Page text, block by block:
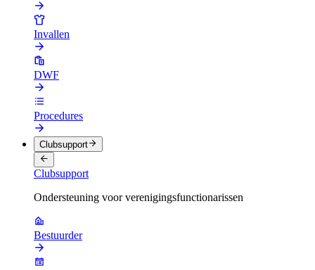
Invallen
DWF
Procedures
Clubsupport
Clubsupport
Ondersteuning voor verenigingsfunctionarissen
Bestuurder